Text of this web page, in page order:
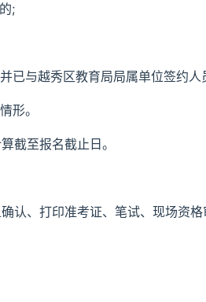
;
已与越秀区教育局局属单位签约人
形。
截至报名截止日。
认、打印准考证、笔试、现场资